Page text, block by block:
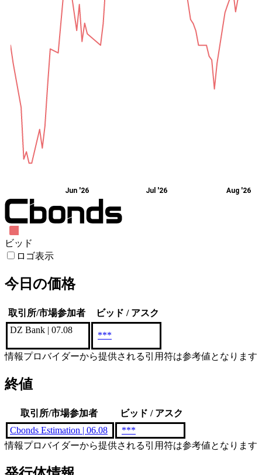
Jun '26 Jul '26 Aug '26
ビッド
ロゴ表示
今日の価格
取引所/市場参加者
ビッド / アスク
DZ Bank | 07.08
***
情報プロバイダーから提供される引用符は参考値となります
終値
取引所/市場参加者
ビッド / アスク
Cbonds Estimation | 06.08
***
情報プロバイダーから提供される引用符は参考値となります